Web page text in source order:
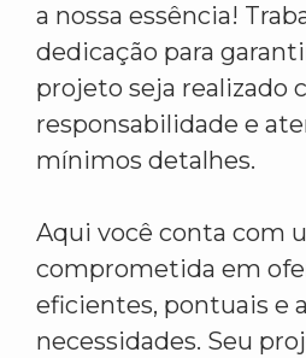
a nossa essência!
dedicação para
projeto seja realizado
responsabilidade e
mínimos detalhes.
Aqui você conta com
comprometida em
eficientes, pontuais e
necessidades. Seu